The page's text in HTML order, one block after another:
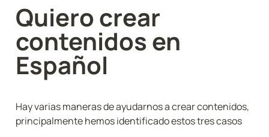
Quiero crear
contenidos en
Español
Hay varias maneras de ayudarnos a crear contenidos,
principalmente hemos identificado estos tres casos